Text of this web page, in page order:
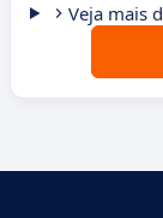
Veja mais